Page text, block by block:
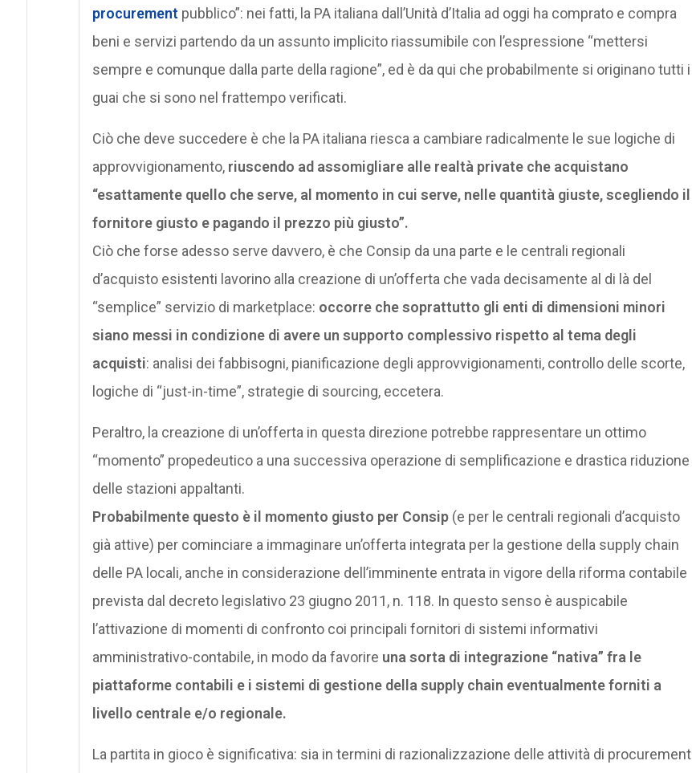
procurement pubblico”: nei fatti, la PA italiana dall’Unità d’Italia ad oggi ha comprato e compra
beni e servizi partendo da un assunto implicito riassumibile con l’espressione “mettersi
sempre e comunque dalla parte della ragione”, ed è da qui che probabilmente si originano tutti i
guai che si sono nel frattempo verificati.
Ciò che deve succedere è che la PA italiana riesca a cambiare radicalmente le sue logiche di
approvvigionamento, riuscendo ad assomigliare alle realtà private che acquistano
“esattamente quello che serve, al momento in cui serve, nelle quantità giuste, scegliendo il
fornitore giusto e pagando il prezzo più giusto”.
Ciò che forse adesso serve davvero, è che Consip da una parte e le centrali regionali
d’acquisto esistenti lavorino alla creazione di un’offerta che vada decisamente al di là del
“semplice” servizio di marketplace: occorre che soprattutto gli enti di dimensioni minori
siano messi in condizione di avere un supporto complessivo rispetto al tema degli
acquisti: analisi dei fabbisogni, pianificazione degli approvvigionamenti, controllo delle scorte,
logiche di “just-in-time”, strategie di sourcing, eccetera.
Peraltro, la creazione di un’offerta in questa direzione potrebbe rappresentare un ottimo
“momento” propedeutico a una successiva operazione di semplificazione e drastica riduzione
delle stazioni appaltanti.
Probabilmente questo è il momento giusto per Consip(e per le centrali regionali d’acquisto
già attive) per cominciare a immaginare un’offerta integrata per la gestione della supply chain
delle PA locali, anche in considerazione dell’imminente entrata in vigore della riforma contabile
prevista dal decreto legislativo 23 giugno 2011, n. 118. In questo senso è auspicabile
l’attivazione di momenti di confronto coi principali fornitori di sistemi informativi
amministrativo-contabile, in modo da favorire una sorta di integrazione “nativa” fra le
piattaforme contabili e i sistemi di gestione della supply chain eventualmente forniti a
livello centrale e/o regionale.
La partita in gioco è significativa: sia in termini di razionalizzazione delle attività di procurement